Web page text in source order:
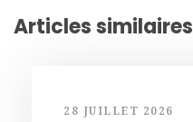
Articles similaires
28 JUILLET 2026